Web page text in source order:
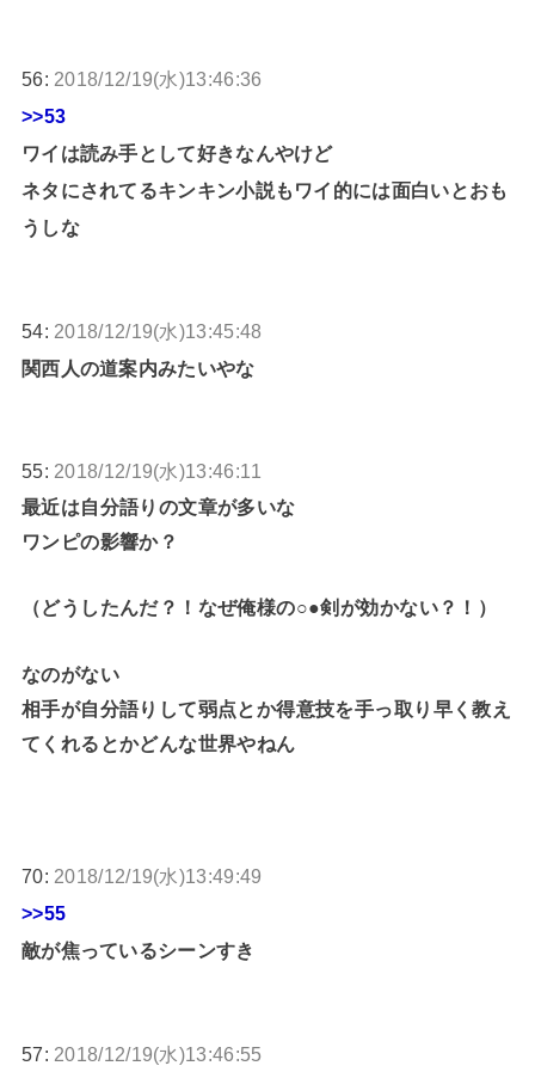
56: 2018/12/19(水)13:46:36
>>53
ワイは読み手として好きなんやけど
ネタにされてるキンキン小説もワイ的には面白いとおも
うしな
54: 2018/12/19(水)13:45:48
関西人の道案内みたいやな
55: 2018/12/19(水)13:46:11
最近は自分語りの文章が多いな
ワンピの影響か？
（どうしたんだ？！なぜ俺様の○●剣が効かない？！）
なのがない
相手が自分語りして弱点とか得意技を手っ取り早く教え
てくれるとかどんな世界やねん
70: 2018/12/19(水)13:49:49
>>55
敵が焦っているシーンすき
57: 2018/12/19(水)13:46:55